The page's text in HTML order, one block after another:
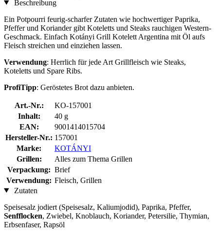
Beschreibung
Ein Potpourri feurig-scharfer Zutaten wie hochwertiger Paprika,
Pfeffer und Koriander gibt Koteletts und Steaks rauchigen Western-
Geschmack. Einfach Kotányi Grill Kotelett Argentina mit Öl aufs
Fleisch streichen und einziehen lassen.
Verwendung: Herrlich für jede Art Grillfleisch wie Steaks,
Koteletts und Spare Ribs.
ProfiTipp: Geröstetes Brot dazu anbieten.
Art.-Nr.:
KO-157001
Inhalt:
40 g
EAN:
9001414015704
Hersteller-Nr.: 157001
Marke:
KOTÁNYI
Grillen:
Alles zum Thema Grillen
Verpackung: Brief
Verwendung: Fleisch, Grillen
Zutaten
Speisesalz jodiert (Speisesalz, Kaliumjodid), Paprika, Pfeffer,
Senfflocken, Zwiebel, Knoblauch, Koriander, Petersilie, Thymian,
Erbsenfaser, Rapsöl